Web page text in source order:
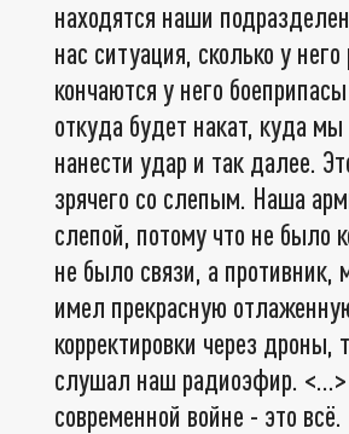
находятся наши
нас ситуация, сколько у него
кончаются у него
откуда будет накат, куда мы
нанести удар и так далее.
зрячего со слепым. Наша
слепой, потому что не было
не было связи, а противник,
имел прекрасную
корректировки через дроны,
слушал наш радиоэфир. <…>
современной войне - это всё.